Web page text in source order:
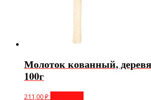
Молоток кованный,
100г
211,00₽